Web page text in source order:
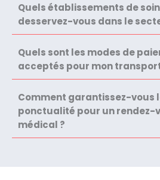
Quels établissements de
desservez-vous dans le
Quels sont les modes de
acceptés pour mon
Comment garantissez-vous
ponctualité pour un rendez-
médical ?